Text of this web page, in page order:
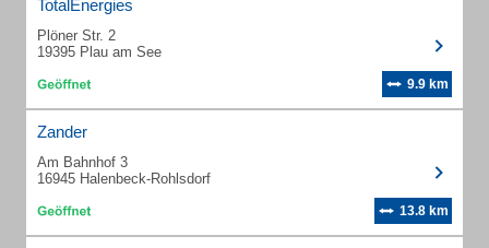
TotalEnergies
Plöner Str. 2
19395 Plau am See
9.9 km
Zander
Am Bahnhof 3
16945 Halenbeck-Rohlsdorf
13.8 km